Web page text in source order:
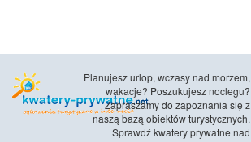
Planujesz urlop, wczasy nad morzem,
wakacje? Poszukujesz noclegu?
Zapraszamy do zapoznania się z
naszą bazą obiektów turystycznych.
Sprawdź kwatery prywatne nad